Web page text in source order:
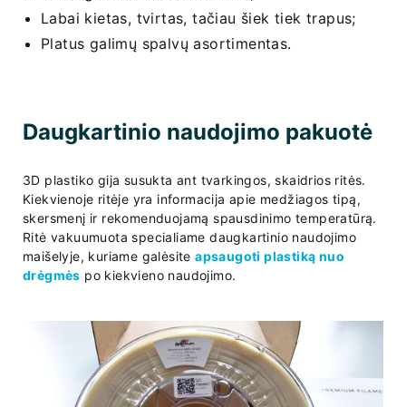
Labai kietas, tvirtas, tačiau šiek tiek trapus;
Platus galimų spalvų asortimentas.
Daugkartinio naudojimo pakuotė
3D plastiko gija susukta ant tvarkingos, skaidrios ritės.
Kiekvienoje ritėje yra informacija apie medžiagos tipą,
skersmenį ir rekomenduojamą spausdinimo temperatūrą.
Ritė vakuumuota specialiame daugkartinio naudojimo
maišelyje, kuriame galėsiteapsaugoti plastiką nuo
drėgmės po kiekvieno naudojimo.